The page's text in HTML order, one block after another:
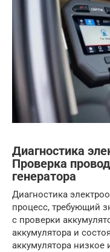
Диагностика
Проверка
генератора
Диагностика
процесс, требующий
с проверки
аккумулятора и
аккумулятора